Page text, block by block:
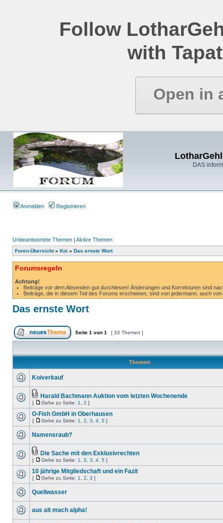
Follow
with
Open in
DAS
Anmelden Registrieren
Unbeantwortete Themen | Aktive Themen
Foren-Übersicht» Koi » Das ernste Wort
Forumsregeln
Achtung!
Beiträge vor dem Absenden gut durchlesen! Änderungen und Korrekturen sind
Beiträge, die in diesem Teil des Forums erscheinen, sind von jedermann, auch
Das ernste Wort
Seite 1 von 1 [ 33 Themen ]
Themen
Koiverkauf
Harald Bachmann Auktion vom letzten Wochenende
[ Gehe zu Seite: 1 2 ]
O-Fish GmbH in Oberhausen
[ Gehe zu Seite: 1 2 3 4 5 ]
Namensraub?
Die Sache mit den Exklusivrechten
[ Gehe zu Seite: 1 2 3 4 5 ]
10 jährige Mitgliedschaft und ein Fazit
[ Gehe zu Seite: 1 2 3 ]
Quellwasser
aus alt mach alpha!